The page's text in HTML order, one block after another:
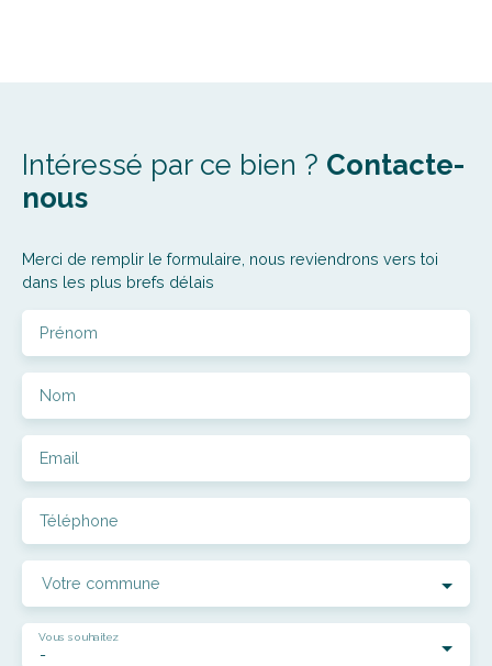
Intéressé par ce bien ? Contacte-
nous
Merci de remplir le formulaire, nous reviendrons vers toi
dans les plus brefs délais
Prénom
Nom
Email
Téléphone
Votre commune
-
Vous souhaitez